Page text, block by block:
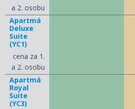
a 2. osobu
Apartmá
Deluxe
Suite
(YC1)
cena za 1.
a 2. osobu
Apartmá
Royal
Suite
(YC3)